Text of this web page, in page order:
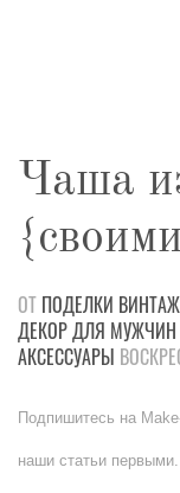
Чаша
ОТ ПОДЕЛКИ ВИНТАЖ
ДЕКОРДЛЯ МУЖЧИН
АКСЕССУАРЫ
Подпишитесь на
наши статьи первыми.